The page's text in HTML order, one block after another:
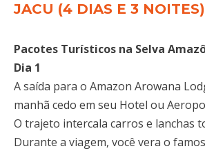
JACU (4 DIAS E 3 NOITES)
Pacotes Turísticos na Selva
Dia 1
A saída para o Amazon Arowana
manhã cedo em seu Hotel ou
O trajeto intercala carros e lanchas
Durante a viagem, você vera o